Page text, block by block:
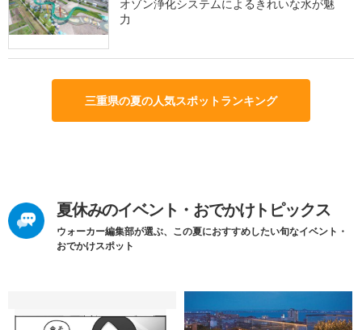
オゾン浄化システムによるきれいな水が魅
力
三重県の夏の人気スポットランキング
夏休みのイベント・おでかけトピックス
ウォーカー編集部が選ぶ、この夏におすすめしたい旬なイベント・
おでかけスポット